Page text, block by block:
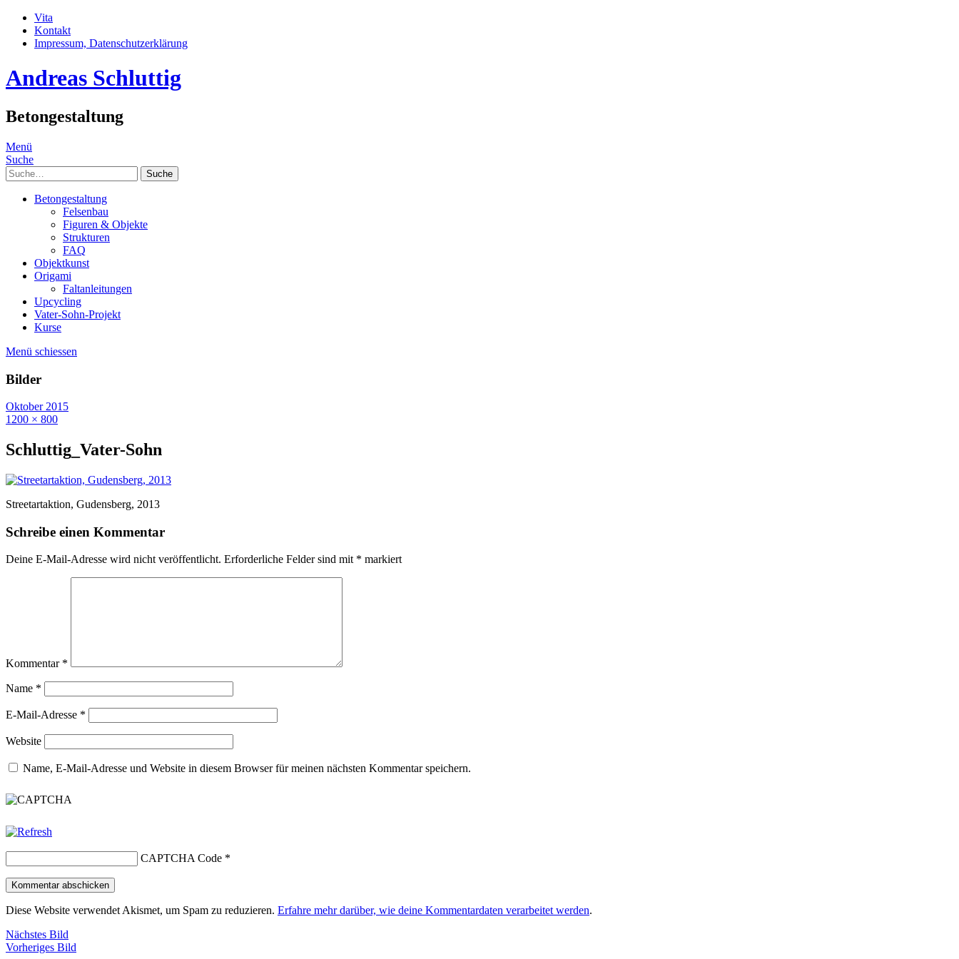
Vita
Kontakt
Impressum, Datenschutzerklärung
Andreas Schluttig
Betongestaltung
Menü
Suche
Suche
Betongestaltung
Felsenbau
Figuren & Objekte
Strukturen
FAQ
Objektkunst
Origami
Faltanleitungen
Upcycling
Vater-Sohn-Projekt
Kurse
Menü schiessen
Bilder
Oktober 2015
1200 × 800
Schluttig_Vater-Sohn
Streetartaktion, Gudensberg, 2013
Schreibe einen Kommentar
Deine E-Mail-Adresse wird nicht veröffentlicht. Erforderliche Felder sind mit * markiert
Kommentar *
Name *
E-Mail-Adresse *
Website
Name, E-Mail-Adresse und Website in diesem Browser für meinen nächsten Kommentar speichern.
CAPTCHA Code *
Diese Website verwendet Akismet, um Spam zu reduzieren. Erfahre mehr darüber, wie deine Kommentardaten verarbeitet werden.
Nächstes Bild
Vorheriges Bild